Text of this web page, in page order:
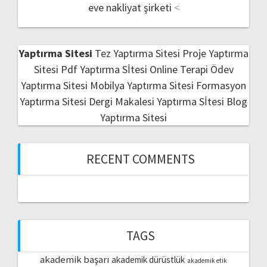
eve nakliyat şirketi <
Yaptırma Sitesi Tez Yaptırma Sitesi Proje Yaptırma
Sitesi Pdf Yaptırma Sİtesi Online Terapi Ödev
Yaptırma Sitesi Mobilya Yaptırma Sitesi Formasyon
Yaptırma Sitesi Dergi Makalesi Yaptırma Sİtesi Blog
Yaptırma Sitesi
RECENT COMMENTS
TAGS
akademik başarı akademik dürüstlük akademik etik